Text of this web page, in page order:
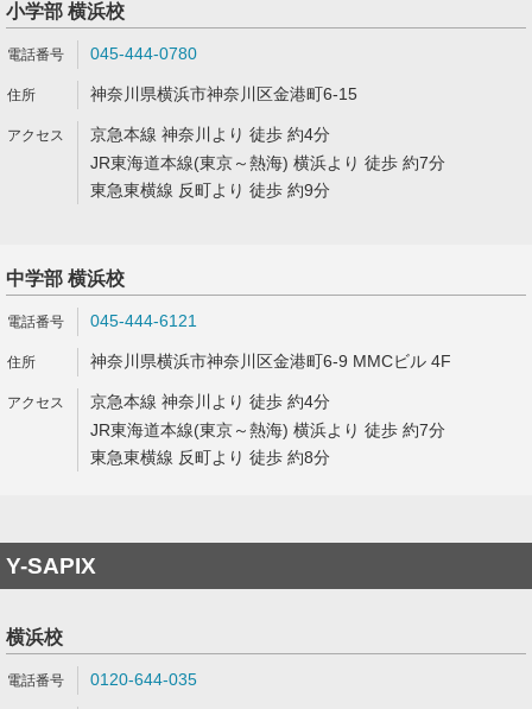
小学部 横浜校
045-444-0780
神奈川県横浜市神奈川区金港町6-15
京急本線 神奈川より 徒歩 約4分
JR東海道本線(東京～熱海) 横浜より 徒歩 約7分
東急東横線 反町より 徒歩 約9分
中学部 横浜校
045-444-6121
神奈川県横浜市神奈川区金港町6-9 MMCビル 4F
京急本線 神奈川より 徒歩 約4分
JR東海道本線(東京～熱海) 横浜より 徒歩 約7分
東急東横線 反町より 徒歩 約8分
Y-SAPIX
横浜校
0120-644-035